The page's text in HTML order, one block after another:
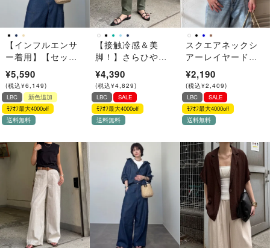
【インフルエンサ
ー着用】【セット
アップ対応可能】
リネン／デニム ワ
ークシャツジャケ
ット
¥5,590
(税込¥6,149)
【接触冷感＆美
脚！】さらひやジ
ップレステーパー
ドパンツ
¥4,390
(税込¥4,829)
スクエアネックシ
アーレイヤードタ
ンクトップ
¥2,190
(税込¥2,409)
LBC
新色追加
ﾓｱｵﾌ最大4000off
送料無料
LBC
SALE
ﾓｱｵﾌ最大4000off
送料無料
LBC
SALE
ﾓｱｵﾌ最大4000off
送料無料